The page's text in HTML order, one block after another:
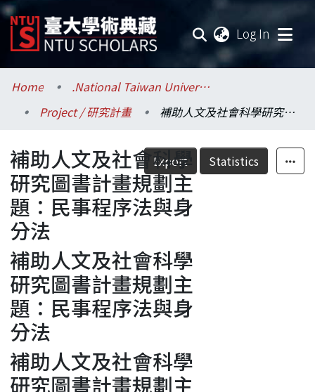
Log In
Communities & Collections
Research Outputs
Fundings & Projects
Researchers
Organizations
Statistics
Home
.National Taiwan University / 國立臺灣大學
Project / 研究計畫
補助人文及社會科學研究圖書計畫規劃主題：民事程序法與身分法
Export Statistics
補助人文及社會科學
研究圖書計畫規劃主
題：民事程序法與身
分法
補助人文及社會科學
研究圖書計畫規劃主
題：民事程序法與身
分法
補助人文及社會科學
研究圖書計畫規劃主